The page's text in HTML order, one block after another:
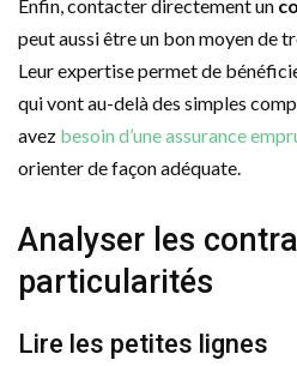
Enfin, contacter directement un
peut aussi être un bon moyen de
Leur expertise permet de
qui vont au-delà des simples
avez besoin d’une assurance
orienter de façon adéquate.
Analyser les
particularités
Lire les petites lignes